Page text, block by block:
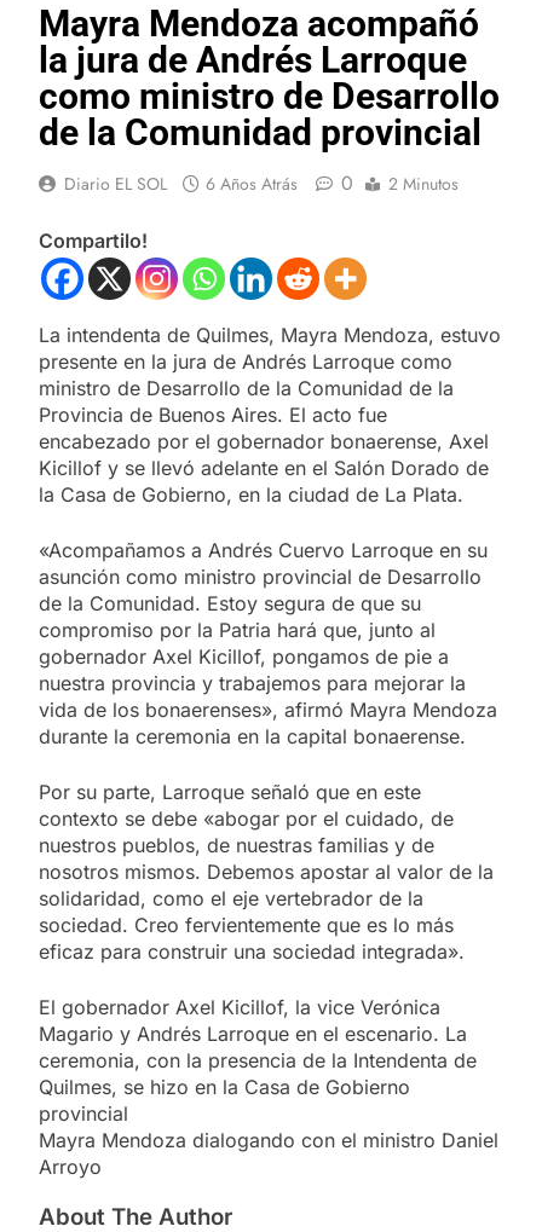
Mayra Mendoza acompañó
la jura de Andrés Larroque
como ministro de Desarrollo
de la Comunidad provincial
Diario EL SOL 6 Años Atrás 0 2 Minutos
Compartilo!
La intendenta de Quilmes, Mayra Mendoza, estuvo
presente en la jura de Andrés Larroque como
ministro de Desarrollo de la Comunidad de la
Provincia de Buenos Aires. El acto fue
encabezado por el gobernador bonaerense, Axel
Kicillof y se llevó adelante en el Salón Dorado de
la Casa de Gobierno, en la ciudad de La Plata.
«Acompañamos a Andrés Cuervo Larroque en su
asunción como ministro provincial de Desarrollo
de la Comunidad. Estoy segura de que su
compromiso por la Patria hará que, junto al
gobernador Axel Kicillof, pongamos de pie a
nuestra provincia y trabajemos para mejorar la
vida de los bonaerenses», afirmó Mayra Mendoza
durante la ceremonia en la capital bonaerense.
Por su parte, Larroque señaló que en este
contexto se debe «abogar por el cuidado, de
nuestros pueblos, de nuestras familias y de
nosotros mismos. Debemos apostar al valor de la
solidaridad, como el eje vertebrador de la
sociedad. Creo fervientemente que es lo más
eficaz para construir una sociedad integrada».
El gobernador Axel Kicillof, la vice Verónica
Magario y Andrés Larroque en el escenario. La
ceremonia, con la presencia de la Intendenta de
Quilmes, se hizo en la Casa de Gobierno
provincial
Mayra Mendoza dialogando con el ministro Daniel
Arroyo
About The Author